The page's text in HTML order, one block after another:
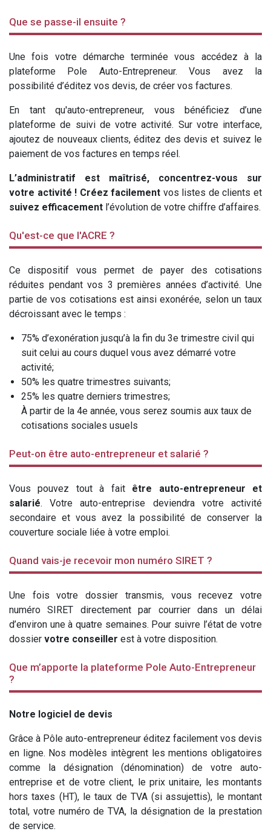
Que se passe-il ensuite ?
Une fois votre démarche terminée vous accédez à la
plateforme Pole Auto-Entrepreneur. Vous avez la
possibilité d’éditez vos devis, de créer vos factures.
En tant qu'auto-entrepreneur, vous bénéficiez d’une
plateforme de suivi de votre activité. Sur votre interface,
ajoutez de nouveaux clients, éditez des devis et suivez le
paiement de vos factures en temps réel.
L’administratif est maîtrisé, concentrez-vous sur
votre activité ! Créez facilement vos listes de clients et
suivez efficacement l’évolution de votre chiffre d’affaires.
Qu'est-ce que l'ACRE ?
Ce dispositif vous permet de payer des cotisations
réduites pendant vos 3 premières années d’activité. Une
partie de vos cotisations est ainsi exonérée, selon un taux
décroissant avec le temps :
75% d’exonération jusqu’à la fin du 3e trimestre civil qui
suit celui au cours duquel vous avez démarré votre
activité;
50% les quatre trimestres suivants;
25% les quatre derniers trimestres;
À partir de la 4e année, vous serez soumis aux taux de
cotisations sociales usuels
Peut-on être auto-entrepreneur et salarié ?
Vous pouvez tout à fait être auto-entrepreneur et
salarié. Votre auto-entreprise deviendra votre activité
secondaire et vous avez la possibilité de conserver la
couverture sociale liée à votre emploi.
Quand vais-je recevoir mon numéro SIRET ?
Une fois votre dossier transmis, vous recevez votre
numéro SIRET directement par courrier dans un délai
d’environ une à quatre semaines. Pour suivre l’état de votre
dossier votre conseiller est à votre disposition.
Que m’apporte la plateforme Pole Auto-Entrepreneur
?
Notre logiciel de devis
Grâce à Pôle auto-entrepreneur éditez facilement vos devis
en ligne. Nos modèles intègrent les mentions obligatoires
comme la désignation (dénomination) de votre auto-
entreprise et de votre client, le prix unitaire, les montants
hors taxes (HT), le taux de TVA (si assujettis), le montant
total, votre numéro de TVA, la désignation de la prestation
de service.